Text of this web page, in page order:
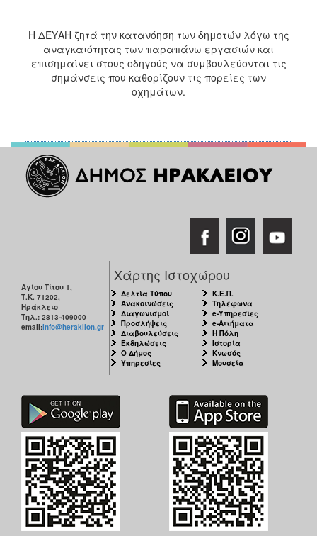
Η ΔΕΥΑΗ ζητά την κατανόηση των δημοτών λόγω της
αναγκαιότητας των παραπάνω εργασιών και
επισημαίνει στους οδηγούς να συμβουλεύονται τις
σημάνσεις που καθορίζουν τις πορείες των
οχημάτων.
Αγίου Τίτου 1,
Τ.Κ. 71202,
Ηράκλειο
Τηλ.: 2813-409000
email:info@heraklion.gr
Χάρτης Ιστοχώρου
Δελτία Τύπου
Ανακοινώσεις
Διαγωνισμοί
Προσλήψεις
Διαβουλεύσεις
Εκδηλώσεις
Ο Δήμος
Υπηρεσίες
Κ.Ε.Π.
Τηλέφωνα
e-Υπηρεσίες
e-Αιτήματα
Η Πόλη
Ιστορία
Κνωσός
Μουσεία